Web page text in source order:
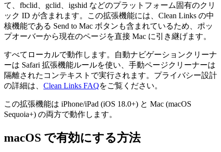
て、fbclid、gclid、igshid などのプラットフォーム固有のクリ
ック ID が含まれます。この拡張機能には、Clean Links の中
核機能である Send to Mac ボタンも含まれているため、ポッ
プオーバーから現在のページを直接 Mac に引き継げます。
すべてローカルで動作します。自動ナビゲーションクリーナ
ーは Safari 拡張機能ルールを使い、手動ページクリーナーは
隔離されたコンテキストで実行されます。プライバシー設計
の詳細は、 Clean Links FAQをご覧ください。
この拡張機能は iPhone/iPad (iOS 18.0+) と Mac (macOS
Sequoia+) の両方で動作します。
macOS で有効にする方法